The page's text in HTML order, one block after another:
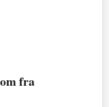
fra